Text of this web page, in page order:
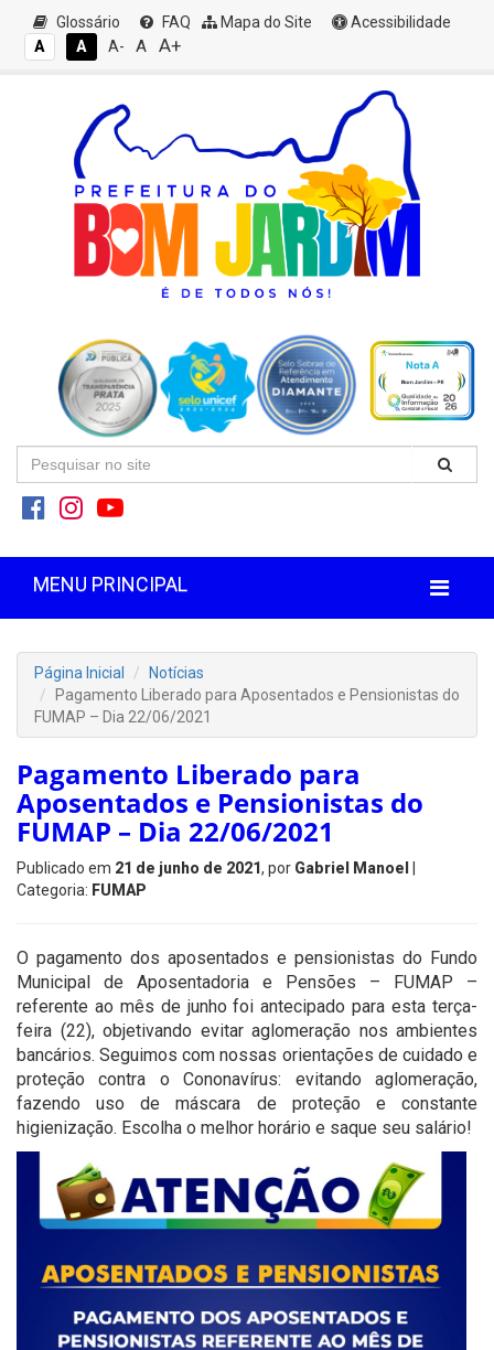
Glossário FAQ Mapa do Site
Acessibilidade
A
A A- A A+
MENU PRINCIPAL
Página Inicial
Notícias
Pagamento Liberado para Aposentados e Pensionistas do
FUMAP – Dia 22/06/2021
Pagamento Liberado para
Aposentados e Pensionistas do
FUMAP – Dia 22/06/2021
Publicado em 21 de junho de 2021, por Gabriel Manoel
Categoria: FUMAP
O pagamento dos aposentados e pensionistas do Fundo
Municipal de Aposentadoria e Pensões – FUMAP –
referente ao mês de junho foi antecipado para esta terça-
feira (22), objetivando evitar aglomeração nos ambientes
bancários. Seguimos com nossas orientações de cuidado e
proteção contra o Cononavírus: evitando aglomeração,
fazendo uso de máscara de proteção e constante
higienização. Escolha o melhor horário e saque seu salário!